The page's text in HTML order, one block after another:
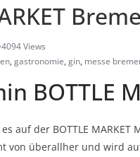
4094 Views
, gastronomie, gin, messe
BOTTLE
auf der BOTTLE
von überallher und wird